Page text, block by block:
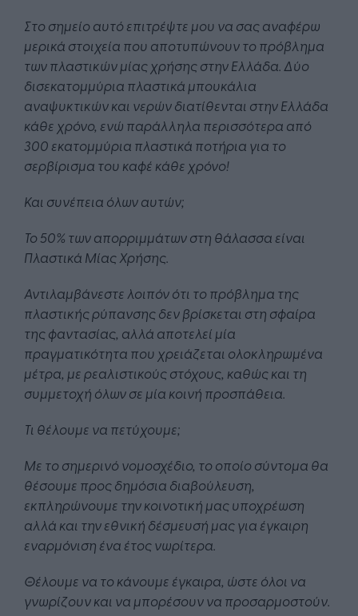
Στο σημείο αυτό επιτρέψτε μου να σας αναφέρω
μερικά στοιχεία που αποτυπώνουν το πρόβλημα
των πλαστικών μίας χρήσης στην Ελλάδα. Δύο
δισεκατομμύρια πλαστικά μπουκάλια
αναψυκτικών και νερών διατίθενται στην Ελλάδα
κάθε χρόνο, ενώ παράλληλα περισσότερα από
300 εκατομμύρια πλαστικά ποτήρια για το
σερβίρισμα του καφέ κάθε χρόνο!
Και συνέπεια όλων αυτών;
Το 50% των απορριμμάτων στη θάλασσα είναι
Πλαστικά Μίας Χρήσης.
Αντιλαμβάνεστε λοιπόν ότι το πρόβλημα της
πλαστικής ρύπανσης δεν βρίσκεται στη σφαίρα
της φαντασίας, αλλά αποτελεί μία
πραγματικότητα που χρειάζεται ολοκληρωμένα
μέτρα, με ρεαλιστικούς στόχους, καθώς και τη
συμμετοχή όλων σε μία κοινή προσπάθεια.
Τι θέλουμε να πετύχουμε;
Με το σημερινό νομοσχέδιο, το οποίο σύντομα θα
θέσουμε προς δημόσια διαβούλευση,
εκπληρώνουμε την κοινοτική μας υποχρέωση
αλλά και την εθνική δέσμευσή μας για έγκαιρη
εναρμόνιση ένα έτος νωρίτερα.
Θέλουμε να το κάνουμε έγκαιρα, ώστε όλοι να
γνωρίζουν και να μπορέσουν να προσαρμοστούν.